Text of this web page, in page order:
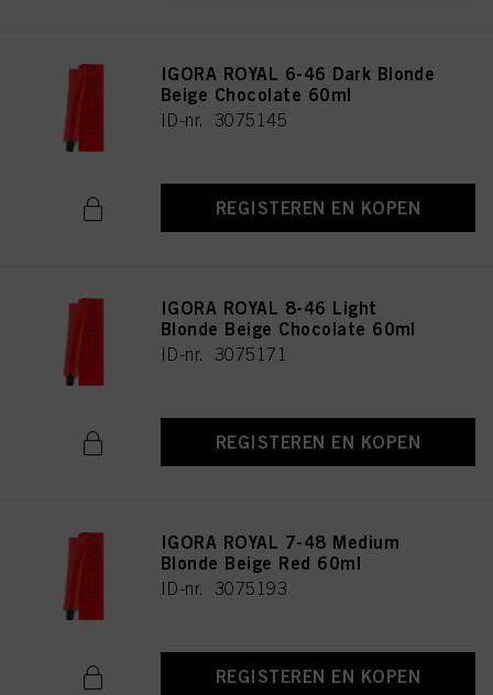
IGORA ROYAL 6-46 Dark Blonde
Beige Chocolate 60ml
ID-nr. 3075145
REGISTEREN EN KOPEN
IGORA ROYAL 8-46 Light
Blonde Beige Chocolate 60ml
ID-nr. 3075171
REGISTEREN EN KOPEN
IGORA ROYAL 7-48 Medium
Blonde Beige Red 60ml
ID-nr. 3075193
REGISTEREN EN KOPEN